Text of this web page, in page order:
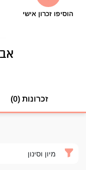
הוסיפו זכרון אישי
זכרונות (0)
מיון וסינון